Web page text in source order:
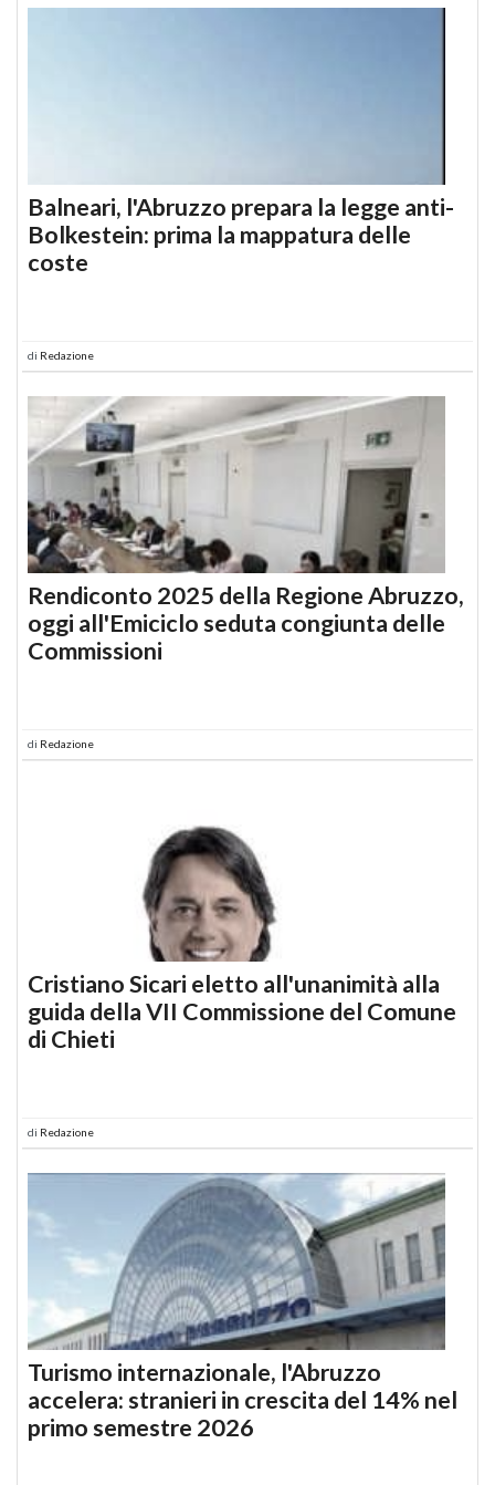
Balneari, l'Abruzzo prepara la legge anti-
Bolkestein: prima la mappatura delle
coste
di Redazione
Rendiconto 2025 della Regione Abruzzo,
oggi all'Emiciclo seduta congiunta delle
Commissioni
di Redazione
Cristiano Sicari eletto all'unanimità alla
guida della VII Commissione del Comune
di Chieti
di Redazione
Turismo internazionale, l'Abruzzo
accelera: stranieri in crescita del 14% nel
primo semestre 2026